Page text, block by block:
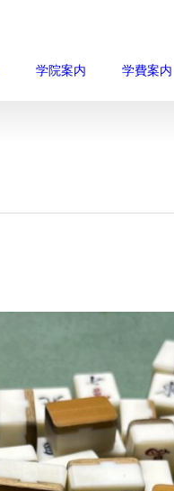
学院案内 学費案内